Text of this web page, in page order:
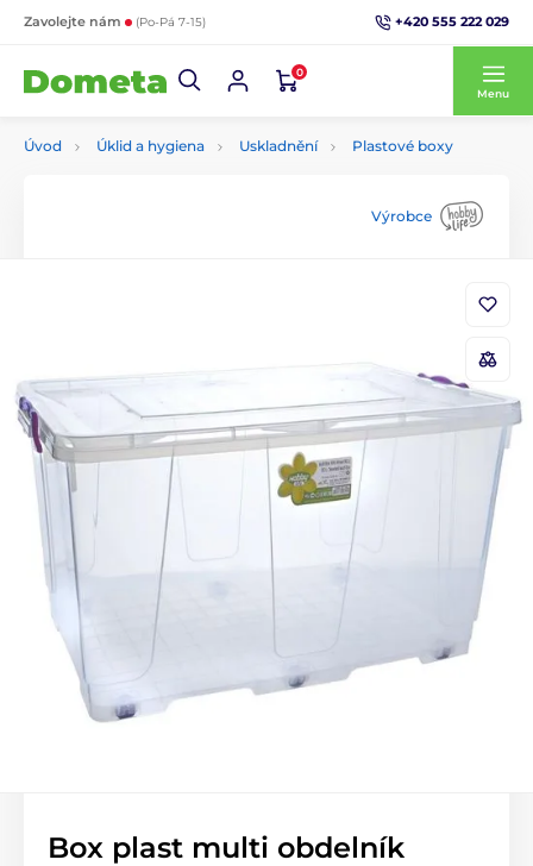
Zavolejte nám (Po-Pá 7-15) +420 555 222 029
0
Menu
Úvod Úklid a hygiena Uskladnění Plastové boxy
Výrobce
Box plast multi obdelník